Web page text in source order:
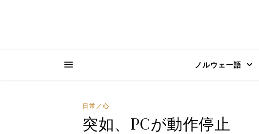
ノルウェー語
日常／心
突如、PCが動作停止